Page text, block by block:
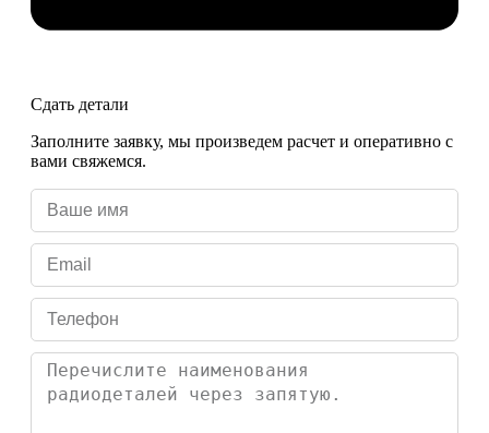
Сдать детали
Заполните заявку, мы произведем расчет и оперативно с
вами свяжемся.